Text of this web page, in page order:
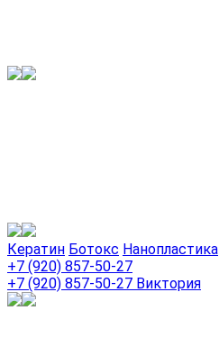
Кератин Ботокс Нанопластика
+7 (920) 857-50-27
+7 (920) 857-50-27 Виктория